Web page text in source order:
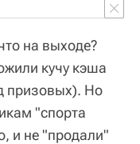
на выходе?
кучу кэша
призовых). Но
"спорта
и не "продали"